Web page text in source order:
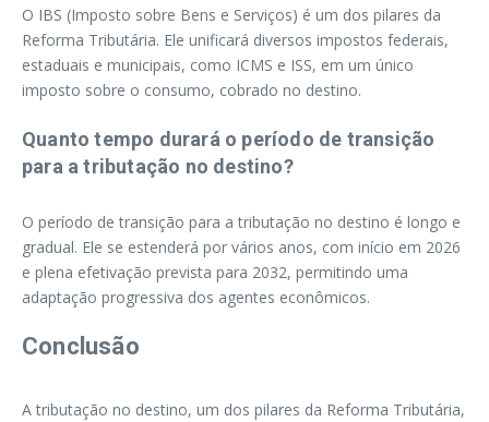
O IBS (Imposto sobre Bens e Serviços) é um dos pilares da
Reforma Tributária. Ele unificará diversos impostos federais,
estaduais e municipais, como ICMS e ISS, em um único
imposto sobre o consumo, cobrado no destino.
Quanto tempo durará o período de transição
para a tributação no destino?
O período de transição para a tributação no destino é longo e
gradual. Ele se estenderá por vários anos, com início em 2026
e plena efetivação prevista para 2032, permitindo uma
adaptação progressiva dos agentes econômicos.
Conclusão
A tributação no destino, um dos pilares da Reforma Tributária,